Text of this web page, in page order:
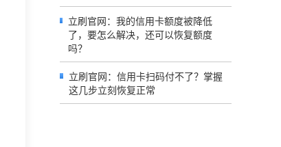
立刷官网：我的信用卡额度被降低
了，要怎么解决，还可以恢复额度
吗？
立刷官网：信用卡扫码付不了？掌握
这几步立刻恢复正常